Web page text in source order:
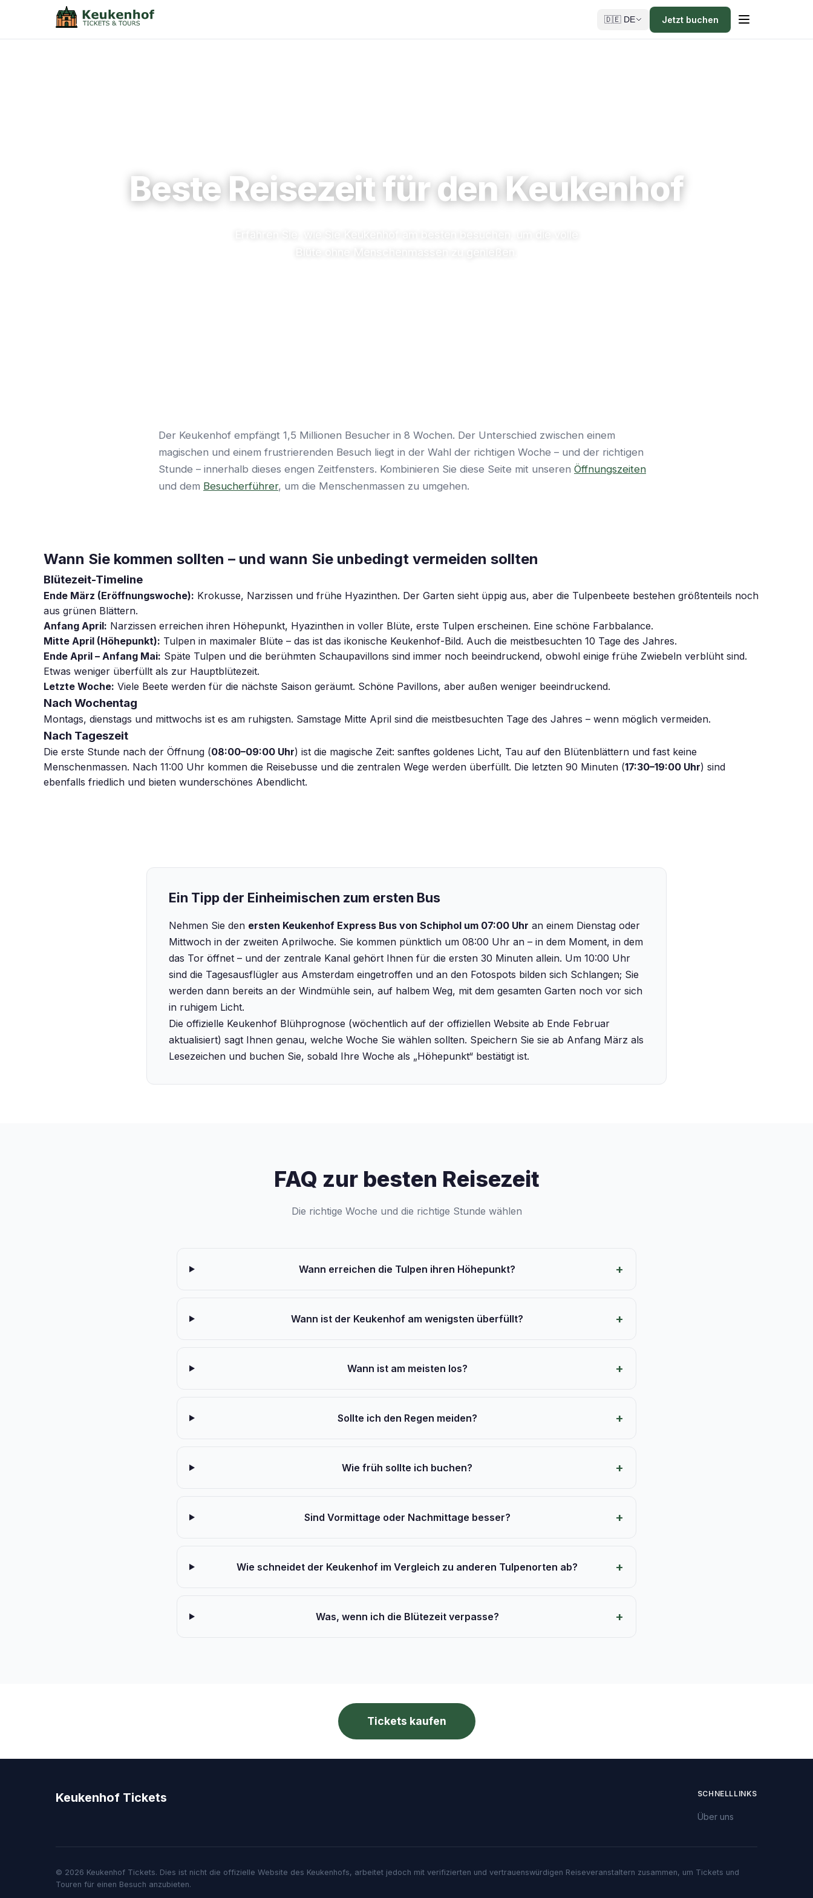
🇩🇪 DE Jetzt buchen
Beste Reisezeit für den Keukenhof
Der Keukenhof empfängt 1,5 Millionen Besucher in 8 Wochen. Der Unterschied zwischen einem
magischen und einem frustrierenden Besuch liegt in der Wahl der richtigen Woche – und der richtigen
Stunde – innerhalb dieses engen Zeitfensters. Kombinieren Sie diese Seite mit unseren Öffnungszeiten
und dem Besucherführer, um die Menschenmassen zu umgehen.
Wann Sie kommen sollten – und wann Sie unbedingt vermeiden sollten
Blütezeit-Timeline
Ende März (Eröffnungswoche): Krokusse, Narzissen und frühe Hyazinthen. Der Garten sieht üppig aus, aber die Tulpenbeete bestehen größtenteils noch
aus grünen Blättern.
Anfang April: Narzissen erreichen ihren Höhepunkt, Hyazinthen in voller Blüte, erste Tulpen erscheinen. Eine schöne Farbbalance.
Mitte April (Höhepunkt): Tulpen in maximaler Blüte – das ist das ikonische Keukenhof-Bild. Auch die meistbesuchten 10 Tage des Jahres.
Ende April – Anfang Mai: Späte Tulpen und die berühmten Schaupavillons sind immer noch beeindruckend, obwohl einige frühe Zwiebeln verblüht sind.
Etwas weniger überfüllt als zur Hauptblütezeit.
Letzte Woche: Viele Beete werden für die nächste Saison geräumt. Schöne Pavillons, aber außen weniger beeindruckend.
Nach Wochentag
Montags, dienstags und mittwochs ist es am ruhigsten. Samstage Mitte April sind die meistbesuchten Tage des Jahres – wenn möglich vermeiden.
Nach Tageszeit
Die erste Stunde nach der Öffnung (08:00–09:00 Uhr) ist die magische Zeit: sanftes goldenes Licht, Tau auf den Blütenblättern und fast keine
Menschenmassen. Nach 11:00 Uhr kommen die Reisebusse und die zentralen Wege werden überfüllt. Die letzten 90 Minuten (17:30–19:00 Uhr) sind
ebenfalls friedlich und bieten wunderschönes Abendlicht.
Ein Tipp der Einheimischen zum ersten Bus
Nehmen Sie den ersten Keukenhof Express Bus von Schiphol um 07:00 Uhr an einem Dienstag oder
Mittwoch in der zweiten Aprilwoche. Sie kommen pünktlich um 08:00 Uhr an – in dem Moment, in dem
das Tor öffnet – und der zentrale Kanal gehört Ihnen für die ersten 30 Minuten allein. Um 10:00 Uhr
sind die Tagesausflügler aus Amsterdam eingetroffen und an den Fotospots bilden sich Schlangen; Sie
werden dann bereits an der Windmühle sein, auf halbem Weg, mit dem gesamten Garten noch vor sich
in ruhigem Licht.
Die offizielle Keukenhof Blühprognose (wöchentlich auf der offiziellen Website ab Ende Februar
aktualisiert) sagt Ihnen genau, welche Woche Sie wählen sollten. Speichern Sie sie ab Anfang März als
Lesezeichen und buchen Sie, sobald Ihre Woche als „Höhepunkt“ bestätigt ist.
FAQ zur besten Reisezeit
Die richtige Woche und die richtige Stunde wählen
Wann erreichen die Tulpen ihren Höhepunkt?
Wann ist der Keukenhof am wenigsten überfüllt?
Wann ist am meisten los?
Sollte ich den Regen meiden?
Wie früh sollte ich buchen?
Sind Vormittage oder Nachmittage besser?
Wie schneidet der Keukenhof im Vergleich zu anderen Tulpenorten ab?
Was, wenn ich die Blütezeit verpasse?
Tickets kaufen
Keukenhof Tickets SCHNELLLINKS
Über uns
© 2026 Keukenhof Tickets. Dies ist nicht die offizielle Website des Keukenhofs, arbeitet jedoch mit verifizierten und vertrauenswürdigen Reiseveranstaltern zusammen, um Tickets und
Touren für einen Besuch anzubieten.